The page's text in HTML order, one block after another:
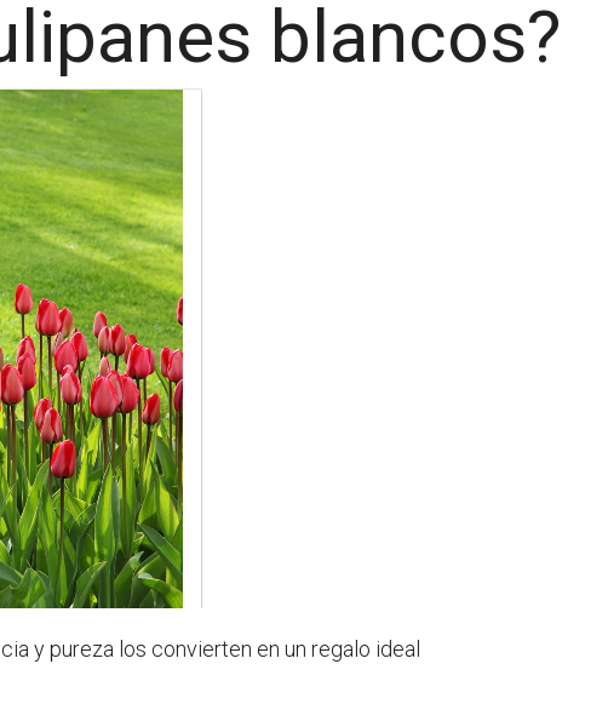
blancos?
y pureza los convierten en un regalo ideal